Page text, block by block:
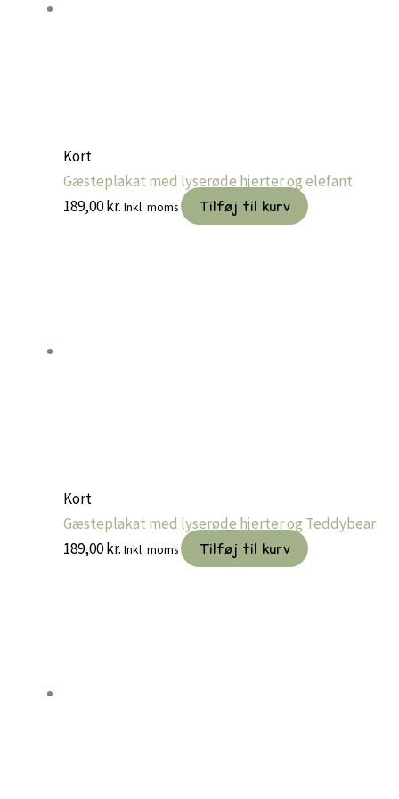
Kort
Gæsteplakat med lyserøde hjerter og elefant
189,00kr. Inkl. moms Tilføj til kurv
Kort
Gæsteplakat med lyserøde hjerter og Teddybear
189,00kr. Inkl. moms Tilføj til kurv